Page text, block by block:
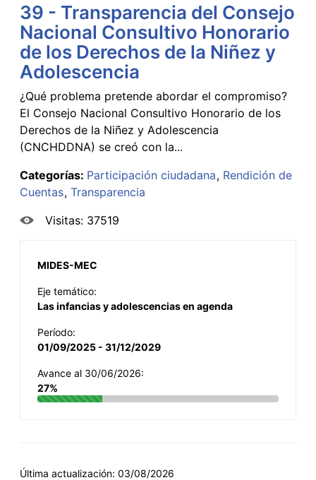
39 - Transparencia del Consejo
Nacional Consultivo Honorario
de los Derechos de la Niñez y
Adolescencia
¿Qué problema pretende abordar el compromiso?
El Consejo Nacional Consultivo Honorario de los
Derechos de la Niñez y Adolescencia
(CNCHDDNA) se creó con la...
Categorías: Participación ciudadana Rendición de
Cuentas Transparencia
Visitas: 37519
MIDES-MEC
Eje temático:
Las infancias y adolescencias en agenda
Período:
01/09/2025 - 31/12/2029
Avance al 30/06/2026:
27%
Última actualización: 03/08/2026